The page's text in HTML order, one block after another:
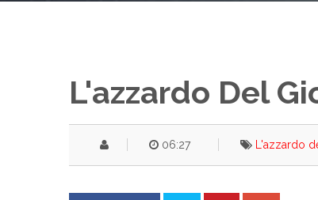
L'azzardo Del
06:27 L'azzardo